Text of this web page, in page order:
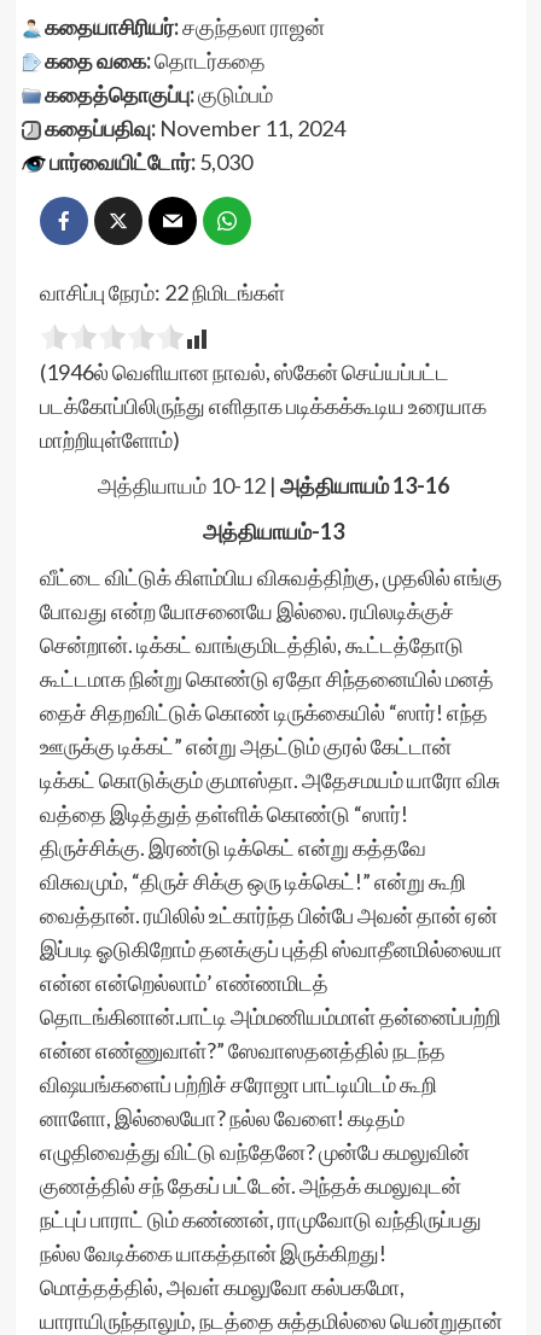
கதையாசிரியர்:சகுந்தலா ராஜன்
கதை வகை:தொடர்கதை
கதைத்தொகுப்பு:குடும்பம்
கதைப்பதிவு:November 11, 2024
பார்வையிட்டோர்:5,030
வாசிப்பு நேரம்: 22நிமிடங்கள்
(1946ல் வெளியான நாவல், ஸ்கேன் செய்யப்பட்ட
படக்கோப்பிலிருந்து எளிதாக படிக்கக்கூடிய உரையாக
மாற்றியுள்ளோம்)
அத்தியாயம் 10-12 | அத்தியாயம் 13-16
அத்தியாயம்-13
வீட்டை விட்டுக் கிளம்பிய விசுவத்திற்கு, முதலில் எங்கு
போவது என்ற யோசனையே இல்லை. ரயிலடிக்குச்
சென்றான். டிக்கட் வாங்குமிடத்தில், கூட்டத்தோடு
கூட்டமாக நின்று கொண்டு ஏதோ சிந்தனையில் மனத்
தைச் சிதறவிட்டுக் கொண் டிருக்கையில் “ஸார்! எந்த
ஊருக்கு டிக்கட்” என்று அதட்டும் குரல் கேட்டான்
டிக்கட் கொடுக்கும் குமாஸ்தா. அதேசமயம் யாரோ விசு
வத்தை இடித்துத் தள்ளிக் கொண்டு “ஸார்!
திருச்சிக்கு. இரண்டு டிக்கெட் என்று கத்தவே
விசுவமும், “திருச் சிக்கு ஒரு டிக்கெட்!” என்று கூறி
வைத்தான். ரயிலில் உட்கார்ந்த பின்பே அவன் தான் ஏன்
இப்படி ஓடுகிறோம் தனக்குப் புத்தி ஸ்வாதீனமில்லையா
என்ன என்றெல்லாம்’ எண்ணமிடத்
தொடங்கினான்.பாட்டி அம்மணியம்மாள் தன்னைப்பற்றி
என்ன எண்ணுவாள்?” ஸேவாஸதனத்தில் நடந்த
விஷயங்களைப் பற்றிச் சரோஜா பாட்டியிடம் கூறி
னாளோ, இல்லையோ? நல்ல வேளை! கடிதம்
எழுதிவைத்து விட்டு வந்தேனே? முன்பே கமலுவின்
குணத்தில் சந் தேகப் பட்டேன். அந்தக் கமலுவுடன்
நட்புப் பாராட் டும் கண்ணன், ராமுவோடு வந்திருப்பது
நல்ல வேடிக்கை யாகத்தான் இருக்கிறது!
மொத்தத்தில், அவள் கமலுவோ கல்பகமோ,
யாராயிருந்தாலும், நடத்தை சுத்தமில்லை யென்றுதான்